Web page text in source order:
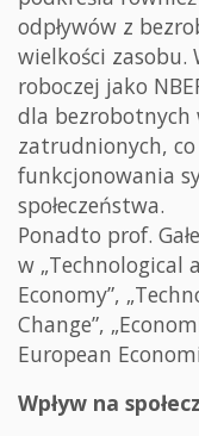
odpływów z
wielkości zasobu.
roboczej jako
dla bezrobotnych
zatrudnionych,
funkcjonowania
społeczeństwa.
Ponadto prof.
w „Technological
Economy”,
Change”,
European
Wpływ na